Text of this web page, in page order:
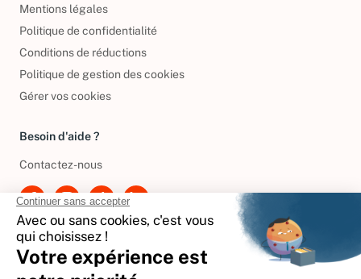
Mentions légales
Politique de confidentialité
Conditions de réductions
Politique de gestion des cookies
Gérer vos cookies
Besoin d'aide ?
Contactez-nous
International
🇪🇸 Espagne